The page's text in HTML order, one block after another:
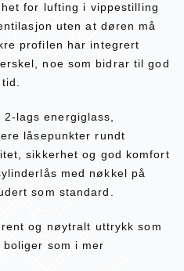
for lufting i vippestilling
uten at døren må
profilen har integrert
noe som bidrar til god
lags energiglass,
låsepunkter rundt
sikkerhet og god komfort
med nøkkel på
som standard.
og nøytralt uttrykk som
som i mer